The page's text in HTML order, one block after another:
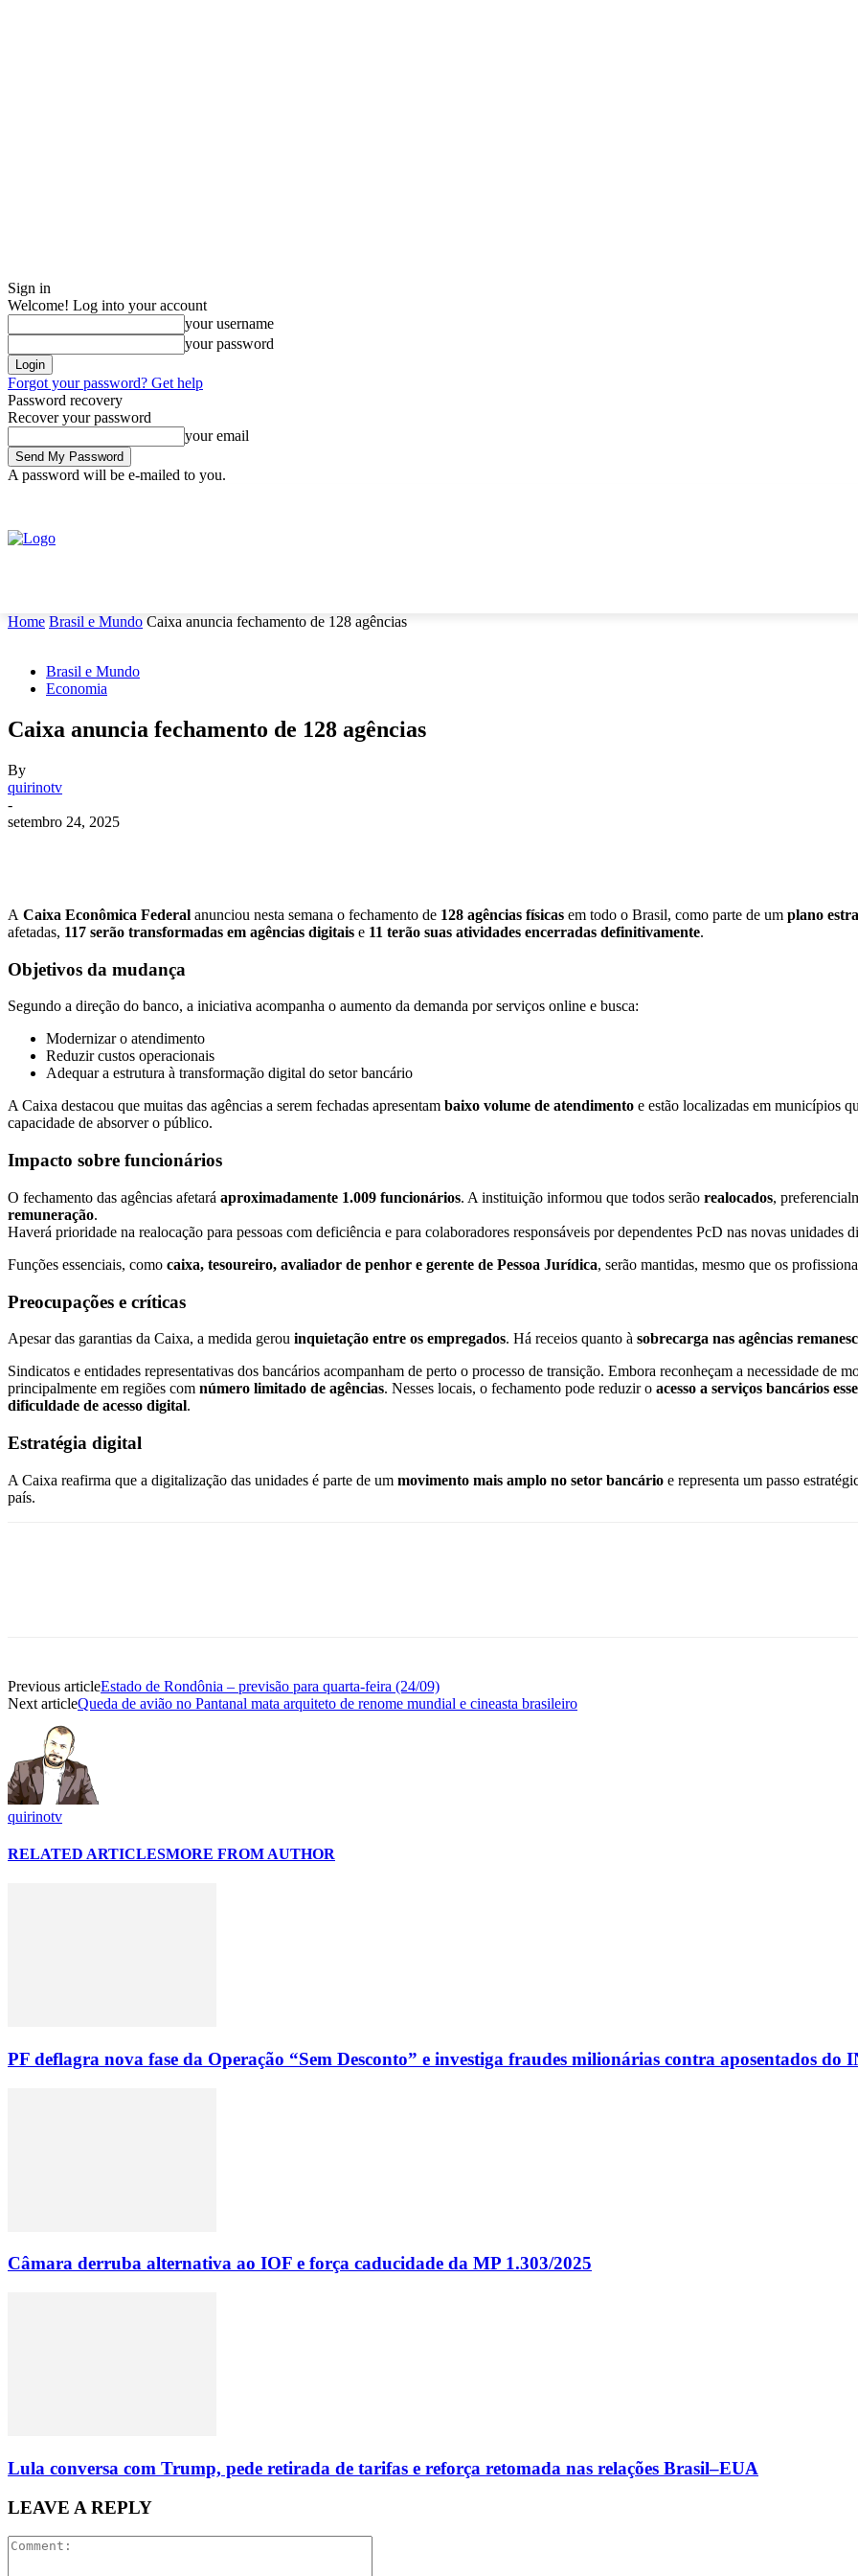
Sign in
Welcome! Log into your account
your username
your password
Forgot your password? Get help
Password recovery
Recover your password
your email
A password will be e-mailed to you.
Home Brasil e Mundo Caixa anuncia fechamento de 128 agências
Brasil e Mundo
Economia
Caixa anuncia fechamento de 128 agências
By
quirinotv
-
setembro 24, 2025
A Caixa Econômica Federal anunciou nesta semana o fechamento de 128 agências físicas em todo o Brasil, como parte de um plano
afetadas, 117 serão transformadas em agências digitais e 11 terão suas atividades encerradas definitivamente.
Objetivos da mudança
Segundo a direção do banco, a iniciativa acompanha o aumento da demanda por serviços online e busca:
Modernizar o atendimento
Reduzir custos operacionais
Adequar a estrutura à transformação digital do setor bancário
A Caixa destacou que muitas das agências a serem fechadas apresentam baixo volume de atendimento e estão localizadas em municípios
capacidade de absorver o público.
Impacto sobre funcionários
O fechamento das agências afetará aproximadamente 1.009 funcionários. A instituição informou que todos serão realocados,
remuneração.
Haverá prioridade na realocação para pessoas com deficiência e para colaboradores responsáveis por dependentes PcD nas novas unidades
Funções essenciais, como caixa, tesoureiro, avaliador de penhor e gerente de Pessoa Jurídica, serão mantidas, mesmo que os
Preocupações e críticas
Apesar das garantias da Caixa, a medida gerou inquietação entre os empregados. Há receios quanto à sobrecarga nas agências
Sindicatos e entidades representativas dos bancários acompanham de perto o processo de transição. Embora reconheçam a necessidade de
principalmente em regiões com número limitado de agências. Nesses locais, o fechamento pode reduzir o acesso a serviços bancários
dificuldade de acesso digital.
Estratégia digital
A Caixa reafirma que a digitalização das unidades é parte de um movimento mais amplo no setor bancário e representa um passo
país.
Previous articleEstado de Rondônia – previsão para quarta-feira (24/09)
Next articleQueda de avião no Pantanal mata arquiteto de renome mundial e cineasta brasileiro
quirinotv
RELATED ARTICLESMORE FROM AUTHOR
PF deflagra nova fase da Operação “Sem Desconto” e investiga fraudes milionárias contra aposentados do
Câmara derruba alternativa ao IOF e força caducidade da MP 1.303/2025
Lula conversa com Trump, pede retirada de tarifas e reforça retomada nas relações Brasil–EUA
LEAVE A REPLY